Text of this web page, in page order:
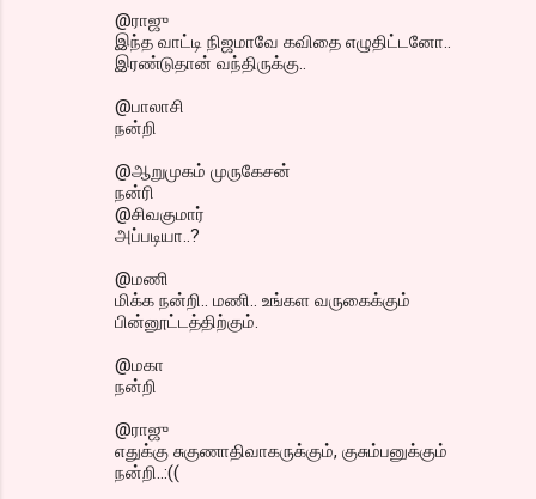
@ராஜு
இந்த வாட்டி நிஜமாவே கவிதை எழுதிட்டனோ..
இரண்டுதான் வந்திருக்கு..
@பாலாசி
நன்றி
@ஆறுமுகம் முருகேசன்
நன்ரி
@சிவகுமார்
அப்படியா..?
@மணி
மிக்க நன்றி.. மணி.. உங்கள வருகைக்கும்
பின்னூட்டத்திற்கும்.
@மகா
நன்றி
@ராஜு
எதுக்கு சுகுணாதிவாகருக்கும், குசும்பனுக்கும்
நன்றி..:((